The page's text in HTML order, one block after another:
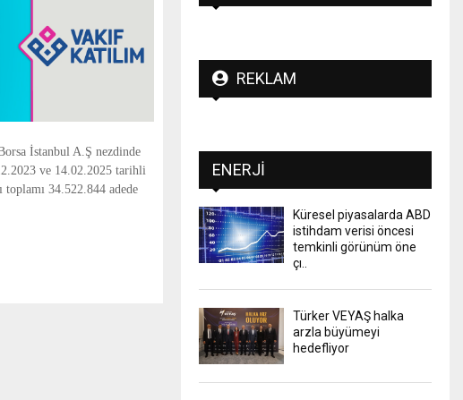
İstanbul A.Ş nezdinde
ve 14.02.2025 tarihli
34.522.844 adede
REKLAM
ENERJI
Küresel piyasalarda ABD
istihdam verisi öncesi
temkinli görünüm öne
çı..
Türker VEYAŞ halka
arzla büyümeyi
hedefliyor